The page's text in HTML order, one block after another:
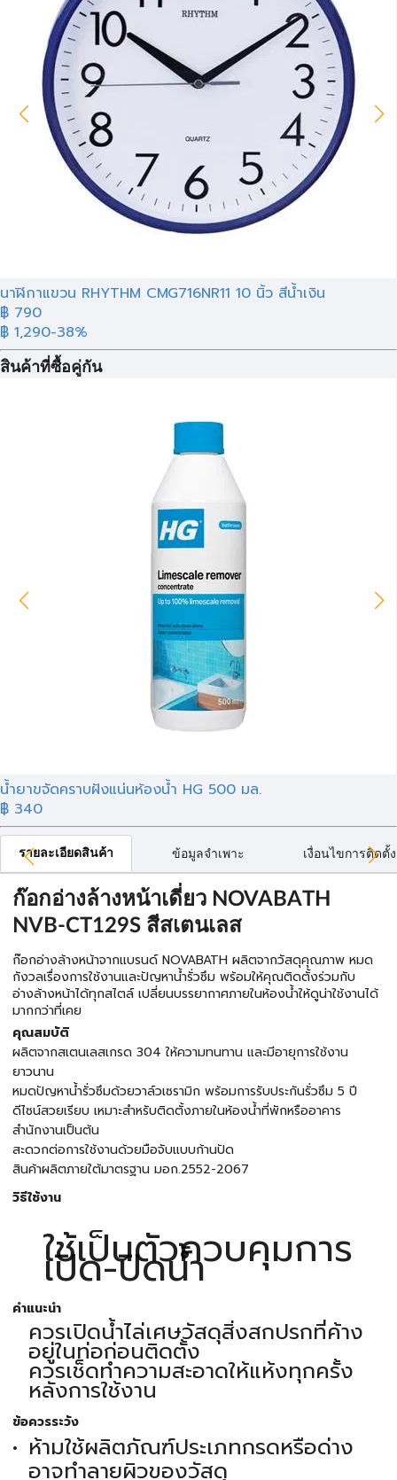
นาฬิกาแขวน RHYTHM CMG716NR11 10 นิ้ว สีน้ำเงิน
฿ 790
฿ 1,290-38%
สินค้าที่ซื้อคู่กัน
น้ำยาขจัดคราบฝังแน่นห้องน้ำ HG 500 มล.
฿ 340
รายละเอียดสินค้า ข้อมูลจำเพาะ เงื่อนไขการติดตั้ง
ก๊อกอ่างล้างหน้าเดี่ยว NOVABATH
NVB-CT129S สีสเตนเลส
ก๊อกอ่างล้างหน้าจากแบรนด์ NOVABATH ผลิตจากวัสดุคุณภาพ หมด
กังวลเรื่องการใช้งานและปัญหาน้ำรั่วซึม พร้อมให้คุณติดตั้งร่วมกับ
อ่างล้างหน้าได้ทุกสไตล์ เปลี่ยนบรรยากาศภายในห้องน้ำให้ดูน่าใช้งานได้
มากกว่าที่เคย
คุณสมบัติ
ผลิตจากสเตนเลสเกรด 304 ให้ความทนทาน และมีอายุการใช้งาน
ยาวนาน
หมดปัญหาน้ำรั่วซึมด้วยวาล์วเซรามิก พร้อมการรับประกันรั่วซึม 5 ปี
ดีไซน์สวยเรียบ เหมาะสำหรับติดตั้งภายในห้องน้ำที่พักหรืออาคาร
สำนักงานเป็นต้น
สะดวกต่อการใช้งานด้วยมือจับแบบก้านปัด
สินค้าผลิตภายใต้มาตรฐาน มอก.2552-2067
วิธีใช้งาน
ใช้เป็นตัวควบคุมการ
เปิด-ปิดน้ำ
คำแนะนำ
ควรเปิดน้ำไล่เศษวัสดุสิ่งสกปรกที่ค้าง
อยู่ในท่อก่อนติดตั้ง
ควรเช็ดทำความสะอาดให้แห้งทุกครั้ง
หลังการใช้งาน
ข้อควรระวัง
ห้ามใช้ผลิตภัณฑ์ประเภทกรดหรือด่าง
อาจทำลายผิวของวัสดุ